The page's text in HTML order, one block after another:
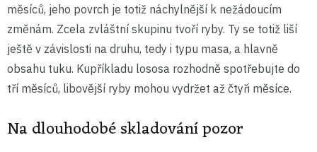
měsíců, jeho povrch je totiž náchylnější k nežádoucím
změnám. Zcela zvláštní skupinu tvoří ryby. Ty se totiž liší
ještě v závislosti na druhu, tedy i typu masa, a hlavně
obsahu tuku. Kupříkladu lososa rozhodně spotřebujte do
tří měsíců, libovější ryby mohou vydržet až čtyři měsíce.
Na dlouhodobé skladování pozor